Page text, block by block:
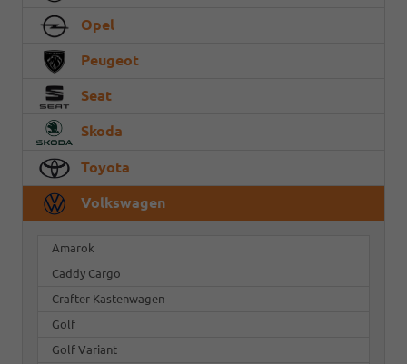
Opel
Peugeot
Seat
Skoda
Toyota
Volkswagen
Amarok
Caddy Cargo
Crafter Kastenwagen
Golf
Golf Variant